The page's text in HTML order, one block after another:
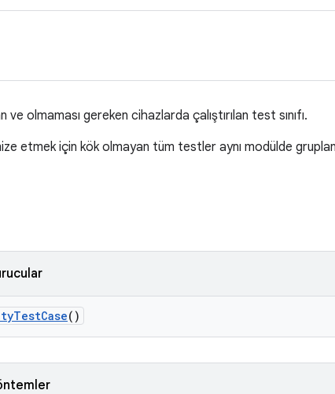
olmaması gereken cihazlarda çalıştırılan test sınıfı.
etmek için kök olmayan tüm testler aynı modülde
TestCase()